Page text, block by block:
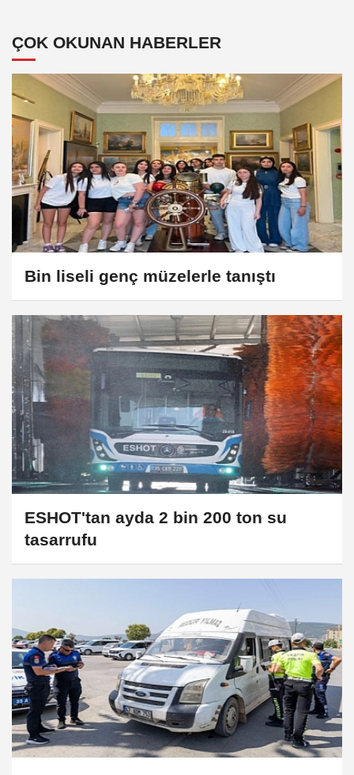
ÇOK OKUNAN HABERLER
Bin liseli genç müzelerle tanıştı
ESHOT'tan ayda 2 bin 200 ton su
tasarrufu